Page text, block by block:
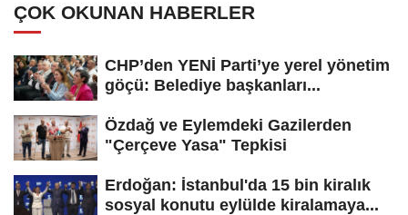
ÇOK OKUNAN HABERLER
CHP’den YENİ Parti’ye yerel yönetim
göçü: Belediye başkanları...
Özdağ ve Eylemdeki Gazilerden
"Çerçeve Yasa" Tepkisi
Erdoğan: İstanbul'da 15 bin kiralık
sosyal konutu eylülde kiralamaya...